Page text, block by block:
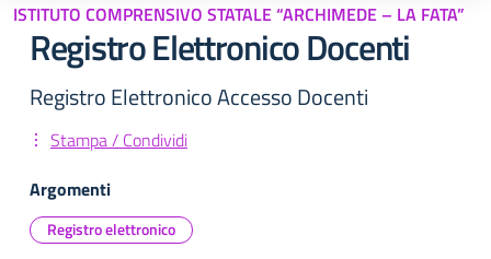
ISTITUTO COMPRENSIVO STATALE “ARCHIMEDE – LA FATA”
Registro Elettronico Docenti
Registro Elettronico Accesso Docenti
Stampa / Condividi
Argomenti
Registro elettronico